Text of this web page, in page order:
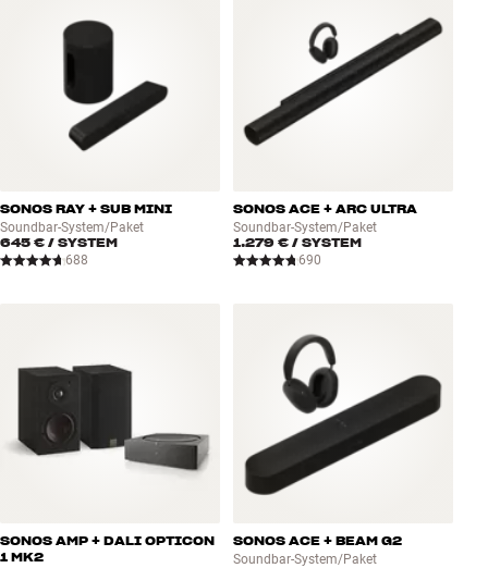
SONOS RAY + SUB MINI
Soundbar-System/Paket
645 € / SYSTEM
688
SONOS ACE + ARC ULTRA
Soundbar-System/Paket
1.279 € / SYSTEM
690
SONOS AMP + DALI OPTICON
1 MK2
SONOS ACE + BEAM G2
Soundbar-System/Paket